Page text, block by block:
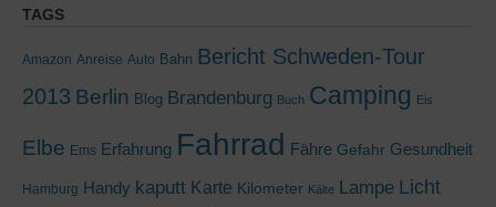
TAGS
Amazon Anreise Auto Bahn Bericht Schweden-Tour
2013 Berlin Blog Brandenburg Buch Camping Eis
Elbe Ems Erfahrung Fahrrad Fähre Gefahr Gesundheit
Hamburg Handy kaputt Karte Kilometer Kälte Lampe Licht